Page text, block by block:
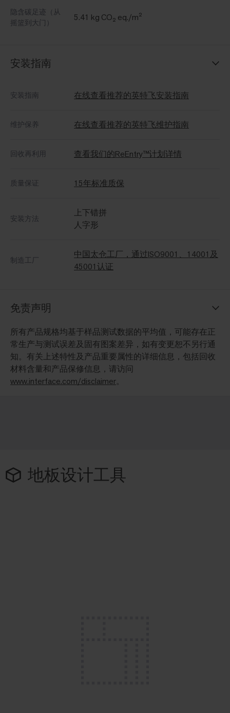
隐含碳足迹（从
摇篮到大门）
5.41 kg CO₂ eq./m²
安装指南
安装指南 在线查看推荐的英特飞安装指南
维护保养 在线查看推荐的英特飞维护指南
回收再利用 查看我们的ReEntry™计划详情
质量保证 15年标准质保
安装方法
上下错拼
人字形
制造工厂
中国太仓工厂，通过ISO9001、14001及
45001认证
免责声明
所有产品规格均基于样品测试数据的平均值，可能存在正
常生产与测试误差及固有图案差异，如有变更恕不另行通
知。有关上述特性及产品重要属性的详细信息，包括回收
材料含量和产品保修信息，请访问
www.interface.com/disclaimer。
地板设计工具